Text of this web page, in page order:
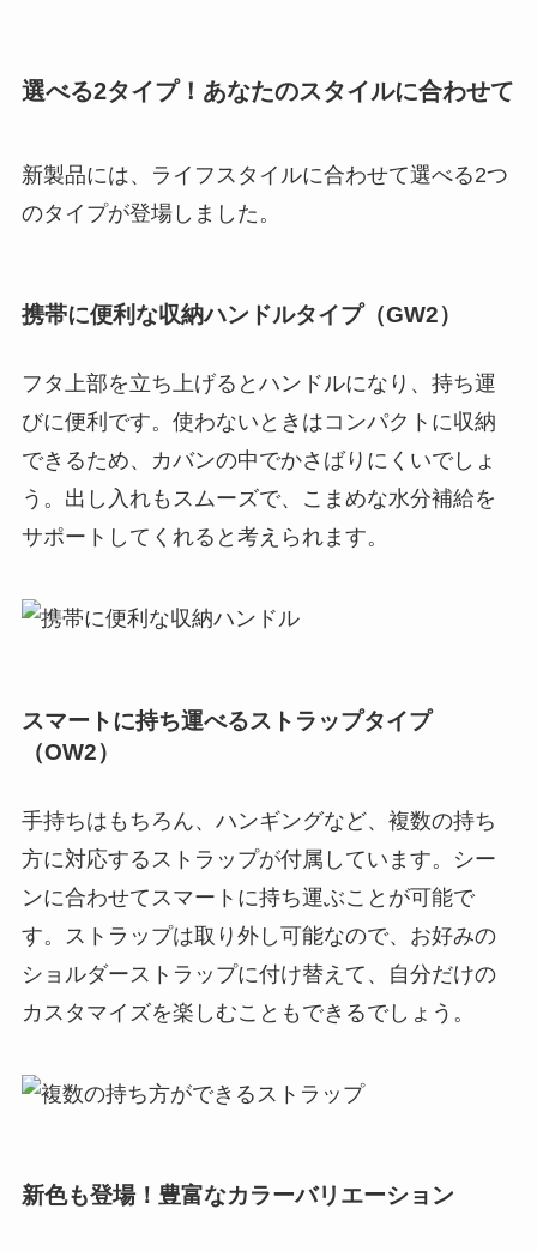
選べる2タイプ！あなたのスタイルに合わせて
新製品には、ライフスタイルに合わせて選べる2つ
のタイプが登場しました。
携帯に便利な収納ハンドルタイプ（GW2）
フタ上部を立ち上げるとハンドルになり、持ち運
びに便利です。使わないときはコンパクトに収納
できるため、カバンの中でかさばりにくいでしょ
う。出し入れもスムーズで、こまめな水分補給を
サポートしてくれると考えられます。
スマートに持ち運べるストラップタイプ
（OW2）
手持ちはもちろん、ハンギングなど、複数の持ち
方に対応するストラップが付属しています。シー
ンに合わせてスマートに持ち運ぶことが可能で
す。ストラップは取り外し可能なので、お好みの
ショルダーストラップに付け替えて、自分だけの
カスタマイズを楽しむこともできるでしょう。
新色も登場！豊富なカラーバリエーション